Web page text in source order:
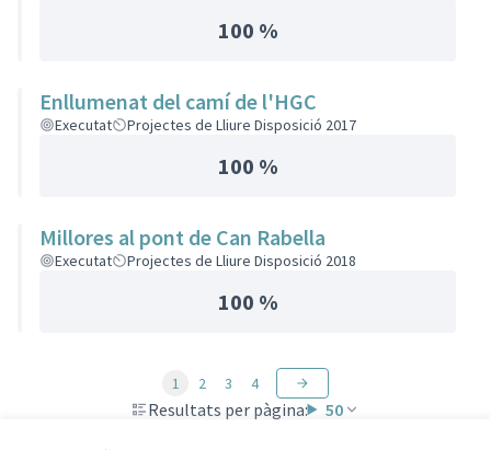
100 %
Enllumenat del camí de l'HGC
Executat Projectes de Lliure Disposició 2017
100 %
Millores al pont de Can Rabella
Executat Projectes de Lliure Disposició 2018
100 %
Resultats per pàgina: 50
1 2 3 4